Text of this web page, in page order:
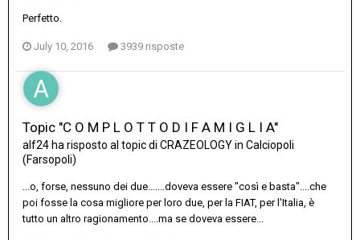
Perfetto.
July 10, 2016 3939 risposte
Topic "C O M P L O T T O D I F A M I G L I A"
alf24 ha risposto al topic di CRAZEOLOGYin Calciopoli
(Farsopoli)
...o, forse, nessuno dei due.......doveva essere "così e basta"....che
poi fosse la cosa migliore per loro due, per la FIAT, per l'Italia, è
tutto un altro ragionamento....ma se doveva essere...